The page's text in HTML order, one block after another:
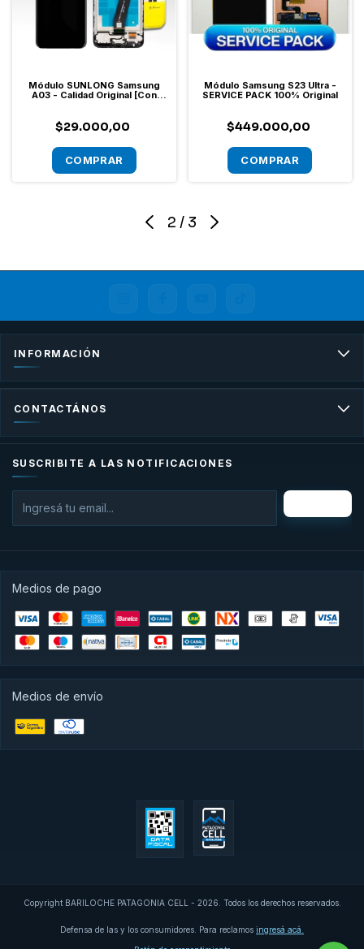
Módulo SUNLONG Samsung
A03 - Calidad Original [Con
$29.000,00
Módulo Samsung S23 Ultra -
SERVICE PACK 100% Original
$449.000,00
2 / 3
INFORMACIÓN
CONTACTÁNOS
SUSCRIBITE A LAS NOTIFICACIONES
Medios de pago
Medios de envío
Copyright BARILOCHE PATAGONIA CELL - 2026. Todos los derechos reservados.
Defensa de las y los consumidores. Para reclamos ingresá acá.